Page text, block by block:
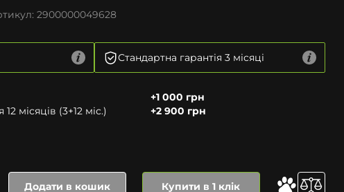
2900000049628
Стандартна гарантія 3 місяці
+1 000 грн
місяців (3+12 міс.)
+2 900 грн
Додати в кошик Купити в 1 клік